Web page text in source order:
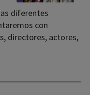
diferentes
con
directores, actores,